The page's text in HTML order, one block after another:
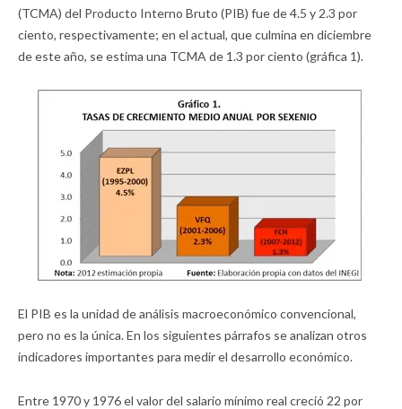
(TCMA) del Producto Interno Bruto (PIB) fue de 4.5 y 2.3 por
ciento, respectivamente; en el actual, que culmina en diciembre
de este año, se estima una TCMA de 1.3 por ciento (gráfica 1).
El PIB es la unidad de análisis macroeconómico convencional,
pero no es la única. En los siguientes párrafos se analizan otros
indicadores importantes para medir el desarrollo económico.
Entre 1970 y 1976 el valor del salario mínimo real creció 22 por